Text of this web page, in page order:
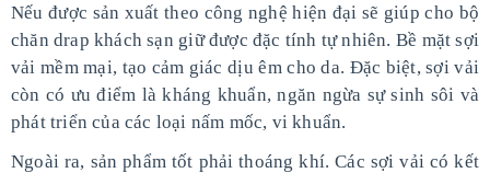
Nếu được sản xuất theo công nghệ hiện đại sẽ giúp cho bộ
chăn drap khách sạn giữ được đặc tính tự nhiên. Bề mặt sợi
vải mềm mại, tạo cảm giác dịu êm cho da. Đặc biệt, sợi vải
còn có ưu điểm là kháng khuẩn, ngăn ngừa sự sinh sôi và
phát triển của các loại nấm mốc, vi khuẩn.
Ngoài ra, sản phẩm tốt phải thoáng khí. Các sợi vải có kết